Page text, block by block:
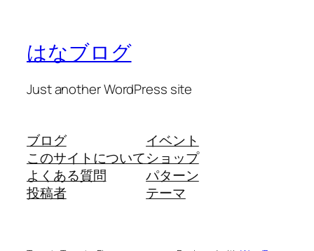
はなブログ
Just another WordPress site
ブログ
このサイトについて
よくある質問
投稿者
イベント
ショップ
パターン
テーマ